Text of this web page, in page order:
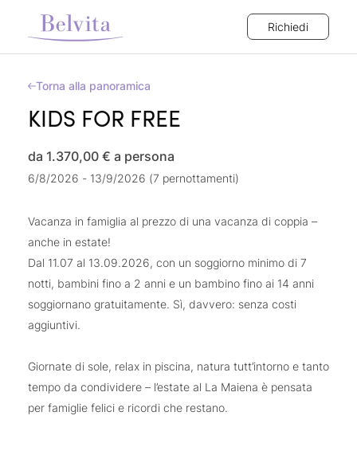
Richiedi
Torna alla panoramica
KIDS FOR FREE
da 1.370,00 € a persona
6/8/2026 - 13/9/2026 (7 pernottamenti)
Vacanza in famiglia al prezzo di una vacanza di coppia –
anche in estate!
Dal 11.07 al 13.09.2026, con un soggiorno minimo di 7
notti, bambini fino a 2 anni e un bambino fino ai 14 anni
soggiornano gratuitamente. Sì, davvero: senza costi
aggiuntivi.
Giornate di sole, relax in piscina, natura tutt’intorno e tanto
tempo da condividere – l’estate al La Maiena è pensata
per famiglie felici e ricordi che restano.